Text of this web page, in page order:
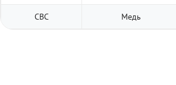
СВС Медь